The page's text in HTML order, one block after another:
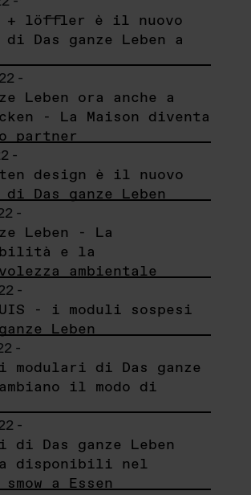
+ löffler è il nuovo
Das ganze Leben a
-
Leben ora anche a
- La Maison diventa
partner
-
design è il nuovo
Das ganze Leben
-
Leben - La
e la
ambientale
-
- i moduli sospesi
Leben
-
modulari di Das ganze
il modo di
-
Das ganze Leben
disponibili nel
a Essen